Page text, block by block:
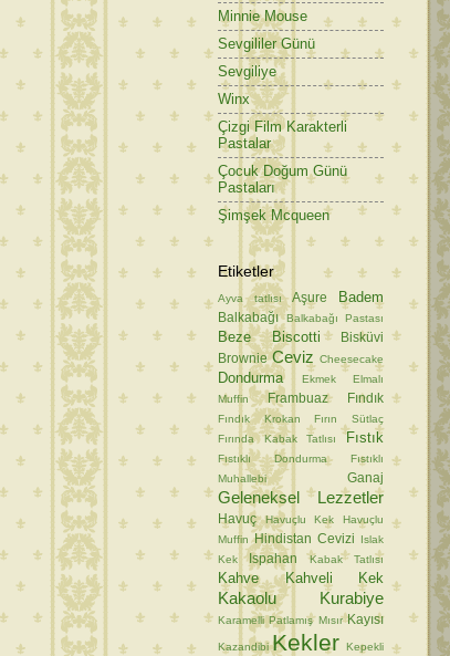
Minnie Mouse
Sevgililer Günü
Sevgiliye
Winx
Çizgi Film Karakterli
Pastalar
Çocuk Doğum Günü
Pastaları
Şimşek Mcqueen
Etiketler
Ayva tatlısı Aşure Badem
Balkabağı Balkabağı Pastası
Beze Biscotti
Bisküvi
Brownie Ceviz Cheesecake
Dondurma Ekmek
Elmalı
Muffin
Frambuaz Fındık
Fındık Krokan
Fırın Sütlaç
Fırında Kabak Tatlısı
Fıstık
Fıstıklı Dondurma
Fıstıklı
Muhallebi
Ganaj
Geleneksel Lezzetler
Havuç Havuçlu Kek
Havuçlu
Muffin Hindistan Cevizi
Islak
Kek
Ispahan Kabak Tatlısı
Kahve Kahveli Kek
Kakaolu Kurabiye
Karamelli Patlamış Mısır Kayısı
Kazandibi Kekler Kepekli